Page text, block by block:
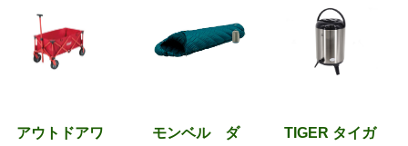
アウトドアワ
モンベル ダ
TIGER タイガ